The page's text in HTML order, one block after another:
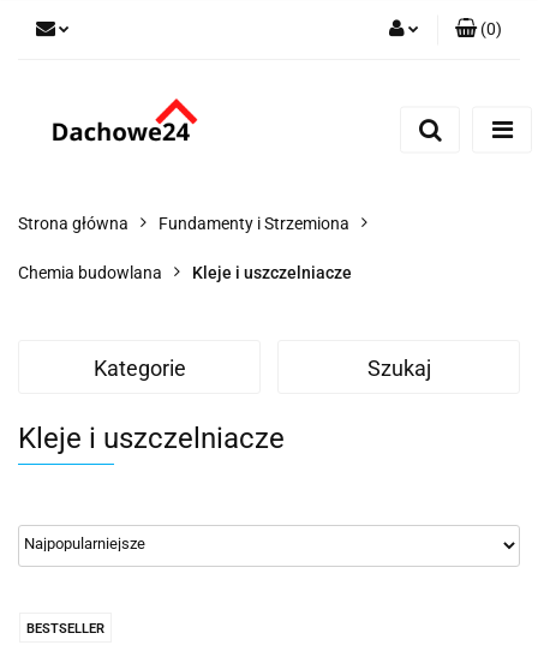
(0)
Strona główna Fundamenty i Strzemiona
Chemia budowlana Kleje i uszczelniacze
Kategorie Szukaj
Kleje i uszczelniacze
BESTSELLER